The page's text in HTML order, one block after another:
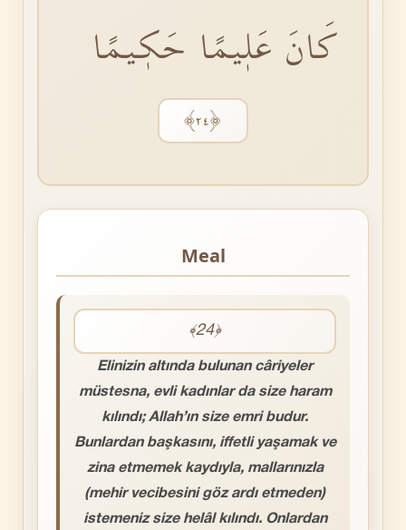
كَانَ عَلٖيمًا حَكٖيمًا
﴿٢٤﴾
Meal
﴾24﴿
Elinizin altında bulunan câriyeler
müstesna, evli kadınlar da size haram
kılındı; Allah’ın size emri budur.
Bunlardan başkasını, iffetli yaşamak ve
zina etmemek kaydıyla, mallarınızla
(mehir vecibesini göz ardı etmeden)
istemeniz size helâl kılındı. Onlardan